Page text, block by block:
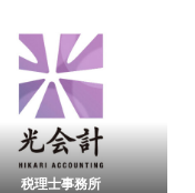
税理士事務所